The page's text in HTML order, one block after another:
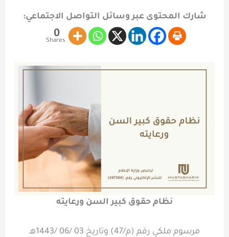
شارك المحتوى عبر وسائل التواصل الاجتماعي:
0
Shares
نظام حقوق كبير السن ورعايته
مرسوم ملكي رقم (م/47) وتاريخ 03 /06 /1443هـ